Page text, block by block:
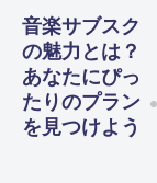
音楽サブスク
の魅力とは？
あなたにぴっ
たりのプラン
を見つけよう